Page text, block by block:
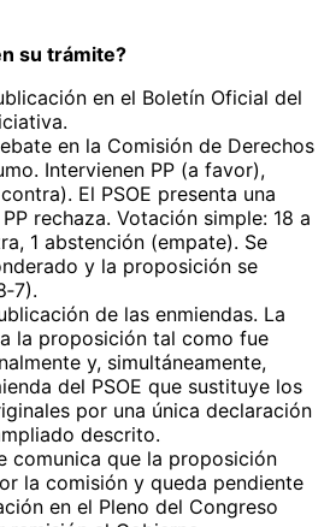
su trámite?
en el Boletín Oficial del
en la Comisión de Derechos
Intervienen PP (a favor),
El PSOE presenta una
rechaza. Votación simple: 18 a
1 abstención (empate). Se
y la proposición se
de las enmiendas. La
la proposición tal como fue
y, simultáneamente,
del PSOE que sustituye los
por una única declaración
descrito.
comunica que la proposición
la comisión y queda pendiente
en el Pleno del Congreso